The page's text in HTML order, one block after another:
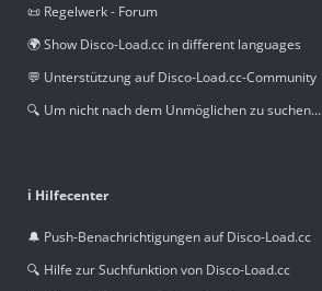
📜 Regelwerk - Forum
🌍 Show Disco-Load.cc in different languages
💬 Unterstützung auf Disco-Load.cc-Community
🔍 Um nicht nach dem Unmöglichen zu suchen...
ℹ️ Hilfecenter
🔔 Push-Benachrichtigungen auf Disco-Load.cc
🔍 Hilfe zur Suchfunktion von Disco-Load.cc